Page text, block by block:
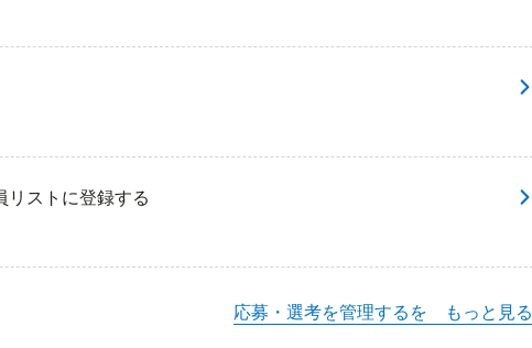
リストに登録する
応募・選考を管理するを もっと見る